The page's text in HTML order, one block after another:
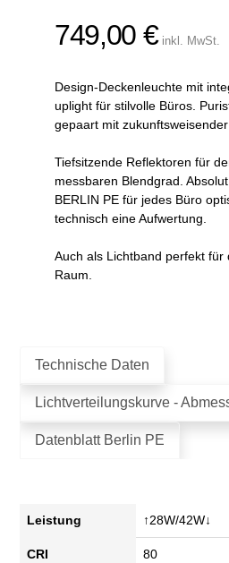
749,00 € inkl. MwSt.
Design-Deckenleuchte mit
uplight für stilvolle Büros.
gepaart mit
Tiefsitzende Reflektoren für
messbaren Blendgrad.
BERLIN PEfür jedes Büro
technisch eine Aufwertung.
Auch als Lichtband perfekt für
Raum.
Technische Daten
Lichtverteilungskurve -
Datenblatt Berlin PE
Leistung
CRI
↑28W/42W↓
80